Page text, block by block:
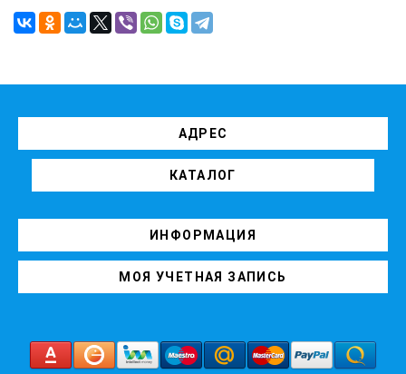
АДРЕС
КАТАЛОГ
ИНФОРМАЦИЯ
МОЯ УЧЕТНАЯ ЗАПИСЬ